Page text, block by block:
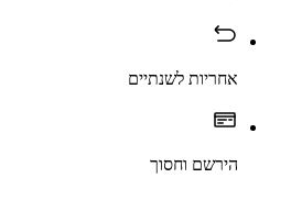
אחריות לשנתיים
הירשם וחסוך